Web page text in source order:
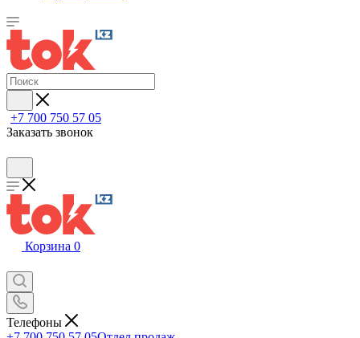
+7 700 750 57 05
Заказать звонок
Корзина 0
Телефоны